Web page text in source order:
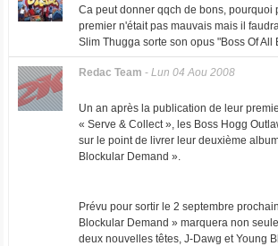
Ca peut donner qqch de bons, pourquoi
premier n'était pas mauvais mais il
Slim Thugga sorte son opus "Boss Of All
Redac Team - Lun 04 Aou 2008
Un an après la publication de leur
« Serve & Collect », les Boss Hogg
sur le point de livrer leur deuxième
Blockular Demand ».
Prévu pour sortir le 2 septembre
Blockular Demand » marquera non
deux nouvelles têtes, J-Dawg et Young